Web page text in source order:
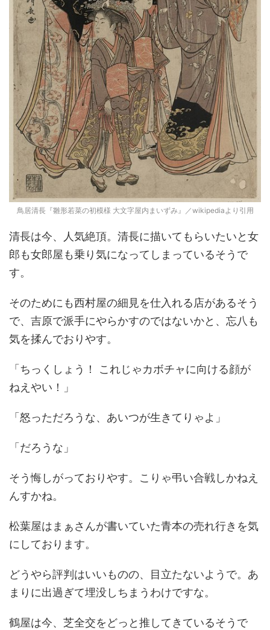
鳥居清長『雛形若菜の初模様 大文字屋内まいずみ』／wikipediaより引用
清長は今、人気絶頂。清長に描いてもらいたいと女
郎も女郎屋も乗り気になってしまっているそうで
す。
そのためにも西村屋の細見を仕入れる店があるそう
で、吉原で派手にやらかすのではないかと、忘八も
気を揉んでおりやす。
「ちっくしょう！ これじゃカボチャに向ける顔が
ねえやい！」
「怒っただろうな、あいつが生きてりゃよ」
「だろうな」
そう悔しがっておりやす。こりゃ弔い合戦しかねえ
んすかね。
松葉屋はまぁさんが書いていた青本の売れ行きを気
にしております。
どうやら評判はいいものの、目立たないようで。あ
まりに出過ぎて埋没しちまうわけですな。
鶴屋は今、芝全交をどっと推してきているそうで